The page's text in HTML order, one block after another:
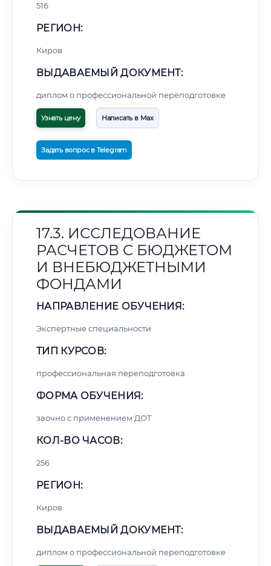
516
РЕГИОН:
Киров
ВЫДАВАЕМЫЙ ДОКУМЕНТ:
диплом о профессиональной переподготовке
Узнать цену Написать в Max
Задать вопрос в Telegram
17.3. ИССЛЕДОВАНИЕ
РАСЧЕТОВ С БЮДЖЕТОМ
И ВНЕБЮДЖЕТНЫМИ
ФОНДАМИ
НАПРАВЛЕНИЕ ОБУЧЕНИЯ:
Экспертные специальности
ТИП КУРСОВ:
профессиональная переподготовка
ФОРМА ОБУЧЕНИЯ:
заочно с применением ДОТ
КОЛ-ВО ЧАСОВ:
256
РЕГИОН:
Киров
ВЫДАВАЕМЫЙ ДОКУМЕНТ:
диплом о профессиональной переподготовке